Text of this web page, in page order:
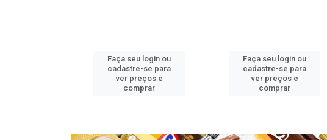
Faça seu login ou
cadastre-se para
ver preços e
comprar
Faça seu login ou
cadastre-se para
ver preços e
comprar